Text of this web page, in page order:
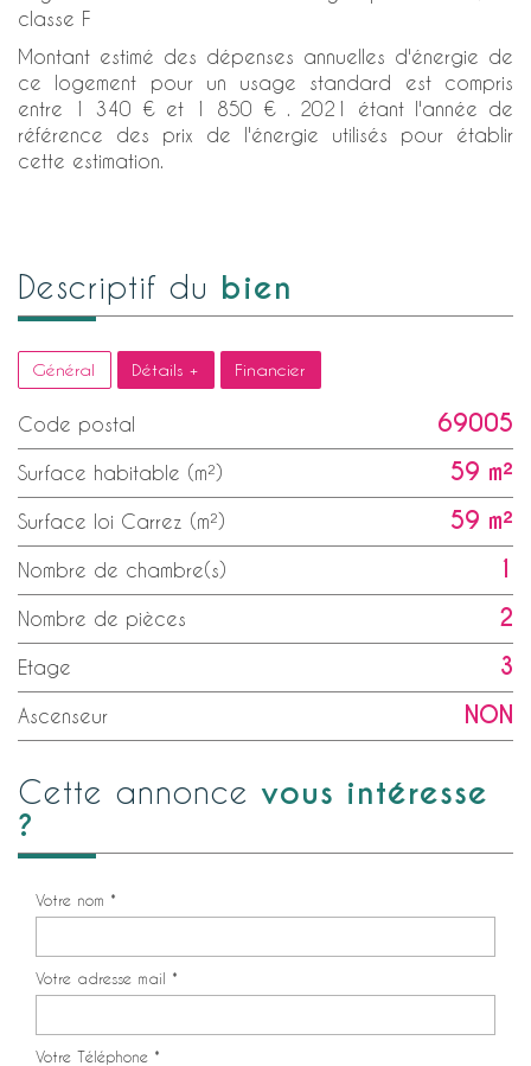
classe F
Montant estimé des dépenses annuelles d'énergie de
ce logement pour un usage standard est compris
entre 1 340 € et 1 850 € . 2021 étant l'année de
référence des prix de l'énergie utilisés pour établir
cette estimation.
descriptif du bien
Général Détails + Financier
Code postal 69005
Surface habitable (m²) 59 m²
Surface loi Carrez (m²) 59 m²
Nombre de chambre(s) 1
Nombre de pièces 2
Etage 3
Ascenseur NON
cette annonce vous intéresse
?
Votre nom *
Votre adresse mail *
Votre Téléphone *